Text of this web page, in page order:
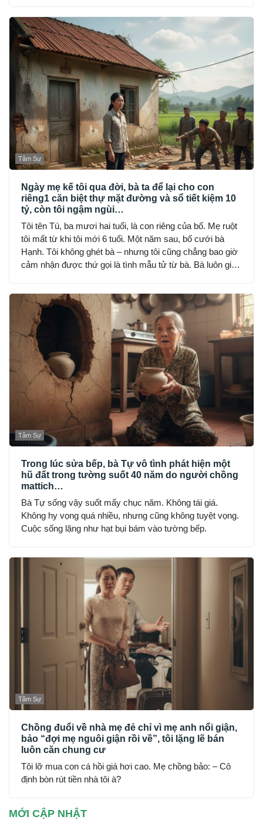
Tâm Sự
Ngày mẹ kế tôi qua đời, bà ta để lại cho con
riêng1 căn biệt thự mặt đường và sổ tiết kiệm 10
tỷ, còn tôi ngậm ngùi…
Tôi tên Tú, ba mươi hai tuổi, là con riêng của bố. Mẹ ruột
tôi mất từ khi tôi mới 6 tuổi. Một năm sau, bố cưới bà
Hạnh. Tôi không ghét bà – nhưng tôi cũng chẳng bao giờ
cảm nhận được thứ gọi là tình mẫu tử từ bà. Bà luôn giữ
Tâm Sự
Trong lúc sửa bếp, bà Tự vô tình phát hiện một
hũ đất trong tường suốt 40 năm do người chồng
mattich…
Bà Tự sống vậy suốt mấy chục năm. Không tái giá.
Không hy vọng quá nhiều, nhưng cũng không tuyệt vọng.
Cuộc sống lặng như hạt bụi bám vào tường bếp.
Tâm Sự
Chồng đuổi về nhà mẹ đẻ chỉ vì mẹ anh nổi giận,
bảo “đợi mẹ nguôi giận rồi về”, tôi lặng lẽ bán
luôn căn chung cư
Tôi lỡ mua con cá hồi giá hơi cao. Mẹ chồng bảo: – Cô
định bòn rút tiền nhà tôi à?
MỚI CẬP NHẬT